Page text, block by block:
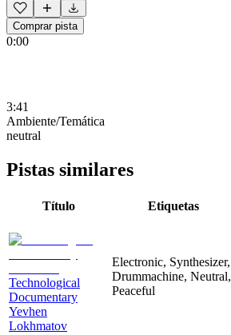
Comprar pista
0:00
3:41
Ambiente/Temática
neutral
Pistas similares
Título Etiquetas
Technological
Documentary
Yevhen
Lokhmatov
Electronic, Synthesizer,
Drummachine, Neutral,
Peaceful